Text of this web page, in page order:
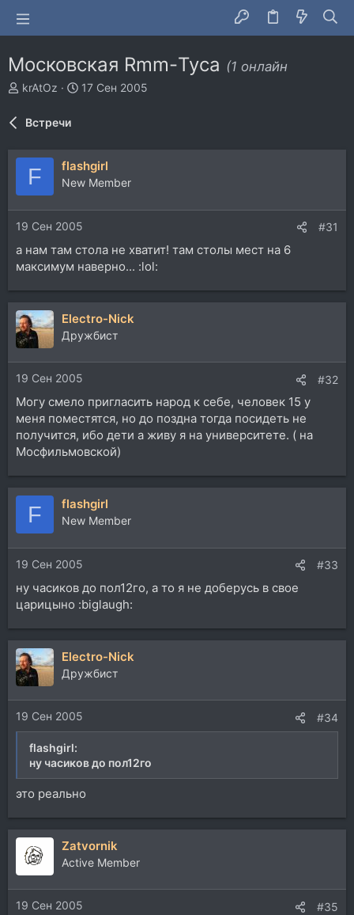
Московская Rmm-Туса (1 онлайн
А
т
р
т
krAtOz
Д
н
а
а
17 Сен 2005
Встречи
F flashgirl
New Member
19 Сен 2005 #31
а нам там стола не хватит! там столы мест на 6
максимум наверно... :lol:
Electro-Nick
Дружбист
19 Сен 2005 #32
Могу смело пригласить народ к себе, человек 15 у
меня поместятся, но до поздна тогда посидеть не
получится, ибо дети а живу я на университете. ( на
Мосфильмовской)
F flashgirl
New Member
19 Сен 2005 #33
ну часиков до пол12го, а то я не доберусь в свое
царицыно :biglaugh:
Electro-Nick
Дружбист
19 Сен 2005 #34
flashgirl:
ну часиков до пол12го
это реально
Zatvornik
Active Member
19 Сен 2005 #35